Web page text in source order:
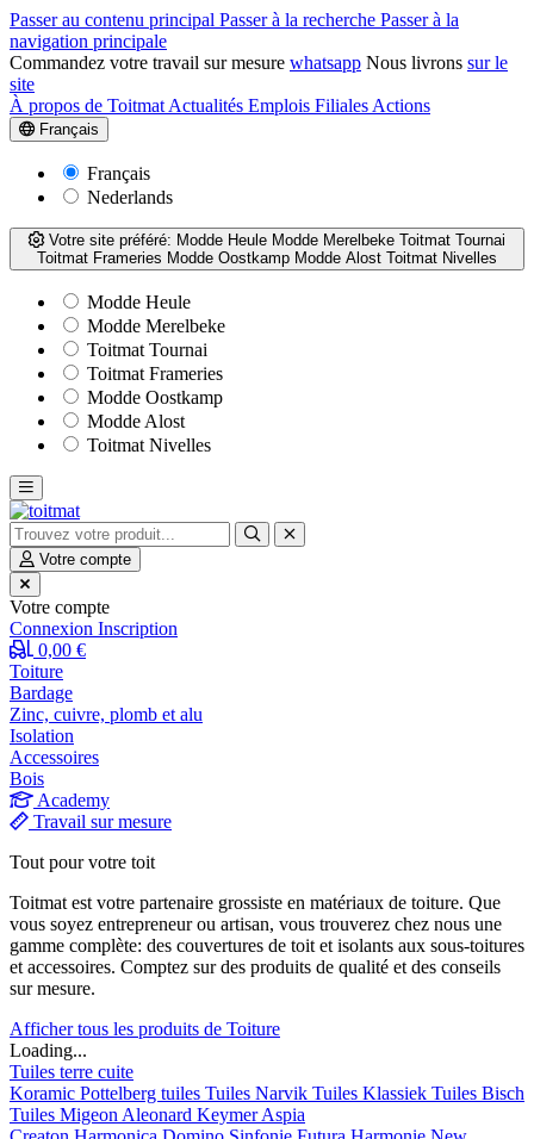
Passer au contenu principal Passer à la recherche Passer à la
navigation principale
Commandez votre travail sur mesure whatsapp Nous livrons sur le
site
À propos de Toitmat Actualités Emplois Filiales Actions
Français
Français
Nederlands
Votre site préféré: Modde Heule Modde Merelbeke Toitmat Tournai
Toitmat Frameries Modde Oostkamp Modde Alost Toitmat Nivelles
Modde Heule
Modde Merelbeke
Toitmat Tournai
Toitmat Frameries
Modde Oostkamp
Modde Alost
Toitmat Nivelles
Votre compte
Votre compte
Connexion Inscription
0,00 €
Toiture
Bardage
Zinc, cuivre, plomb et alu
Isolation
Accessoires
Bois
Academy
Travail sur mesure
Tout pour votre toit
Toitmat est votre partenaire grossiste en matériaux de toiture. Que
vous soyez entrepreneur ou artisan, vous trouverez chez nous une
gamme complète: des couvertures de toit et isolants aux sous-toitures
et accessoires. Comptez sur des produits de qualité et des conseils
sur mesure.
Afficher tous les produits de Toiture
Loading...
Tuiles terre cuite
Koramic Pottelberg tuiles Tuiles Narvik Tuiles Klassiek Tuiles Bisch
Tuiles Migeon Aleonard KeymerAspia